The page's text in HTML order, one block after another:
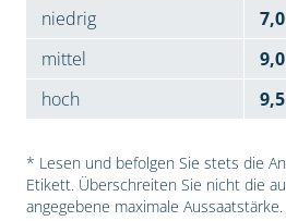
niedrig
7,0
mittel
hoch
* Lesen und befolgen Sie stets die
Etikett. Überschreiten Sie nicht die
angegebene maximale Aussaatstärke.